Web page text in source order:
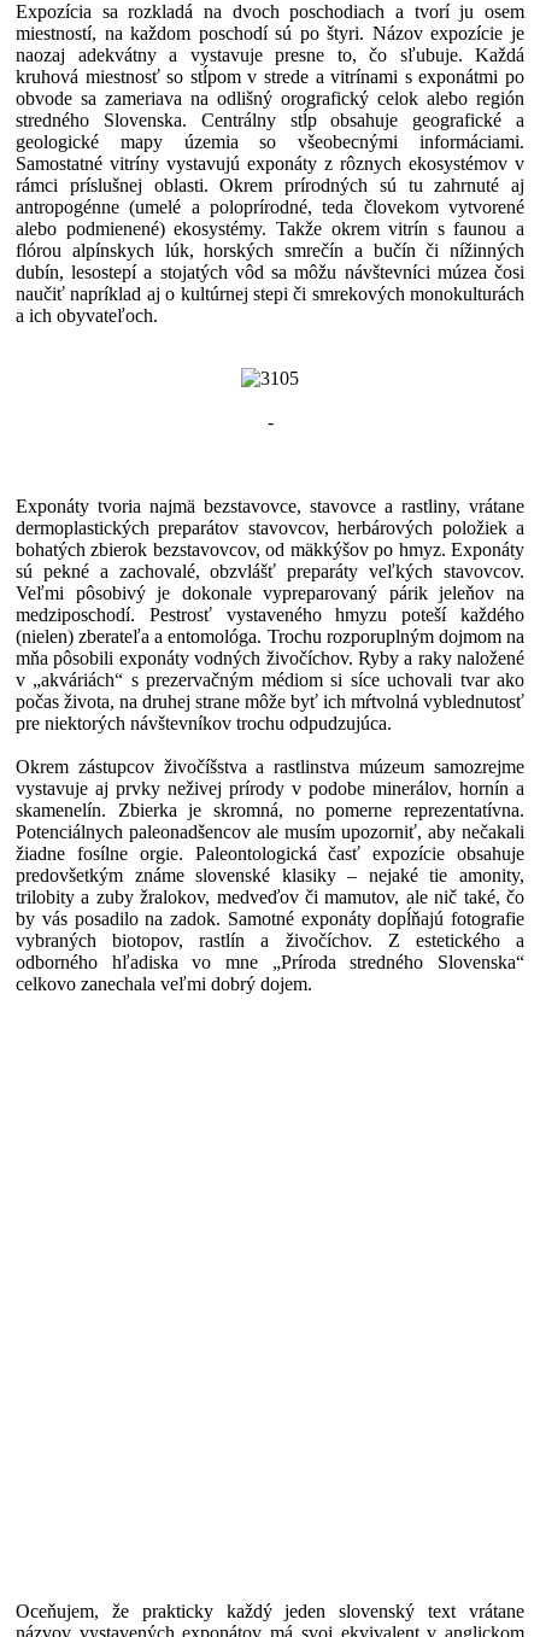
Expozícia sa rozkladá na dvoch poschodiach a tvorí ju osem
miestností, na každom poschodí sú po štyri. Názov expozície je
naozaj adekvátny a vystavuje presne to, čo sľubuje. Každá
kruhová miestnosť so stĺpom v strede a vitrínami s exponátmi po
obvode sa zameriava na odlišný orografický celok alebo región
stredného Slovenska. Centrálny stĺp obsahuje geografické a
geologické mapy územia so všeobecnými informáciami.
Samostatné vitríny vystavujú exponáty z rôznych ekosystémov v
rámci príslušnej oblasti. Okrem prírodných sú tu zahrnuté aj
antropogénne (umelé a poloprírodné, teda človekom vytvorené
alebo podmienené) ekosystémy. Takže okrem vitrín s faunou a
flórou alpínskych lúk, horských smrečín a bučín či nížinných
dubín, lesostepí a stojatých vôd sa môžu návštevníci múzea čosi
naučiť napríklad aj o kultúrnej stepi či smrekových monokulturách
a ich obyvateľoch.
-
Exponáty tvoria najmä bezstavovce, stavovce a rastliny, vrátane
dermoplastických preparátov stavovcov, herbárových položiek a
bohatých zbierok bezstavovcov, od mäkkýšov po hmyz. Exponáty
sú pekné a zachovalé, obzvlášť preparáty veľkých stavovcov.
Veľmi pôsobivý je dokonale vypreparovaný párik jeleňov na
medziposchodí. Pestrosť vystaveného hmyzu poteší každého
(nielen) zberateľa a entomológa. Trochu rozporuplným dojmom na
mňa pôsobili exponáty vodných živočíchov. Ryby a raky naložené
v „akváriách“ s prezervačným médiom si síce uchovali tvar ako
počas života, na druhej strane môže byť ich mŕtvolná vyblednutosť
pre niektorých návštevníkov trochu odpudzujúca.
Okrem zástupcov živočíšstva a rastlinstva múzeum samozrejme
vystavuje aj prvky neživej prírody v podobe minerálov, hornín a
skamenelín. Zbierka je skromná, no pomerne reprezentatívna.
Potenciálnych paleonadšencov ale musím upozorniť, aby nečakali
žiadne fosílne orgie. Paleontologická časť expozície obsahuje
predovšetkým známe slovenské klasiky – nejaké tie amonity,
trilobity a zuby žralokov, medveďov či mamutov, ale nič také, čo
by vás posadilo na zadok. Samotné exponáty dopĺňajú fotografie
vybraných biotopov, rastlín a živočíchov. Z estetického a
odborného hľadiska vo mne „Príroda stredného Slovenska“
celkovo zanechala veľmi dobrý dojem.
Oceňujem, že prakticky každý jeden slovenský text vrátane